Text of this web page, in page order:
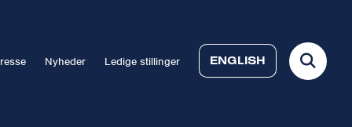
Nyheder Ledige stillinger ENGLISH